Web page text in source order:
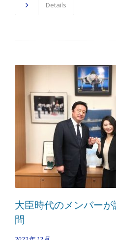
Details
大臣時代のメンバー
問